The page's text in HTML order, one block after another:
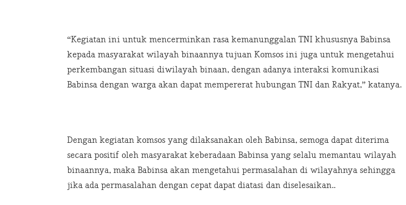
“Kegiatan ini untuk mencerminkan rasa kemanunggalan TNI khususnya Babinsa
kepada masyarakat wilayah binaannya tujuan Komsos ini juga untuk mengetahui
perkembangan situasi diwilayah binaan, dengan adanya interaksi komunikasi
Babinsa dengan warga akan dapat mempererat hubungan TNI dan Rakyat,” katanya.
Dengan kegiatan komsos yang dilaksanakan oleh Babinsa, semoga dapat diterima
secara positif oleh masyarakat keberadaan Babinsa yang selalu memantau wilayah
binaannya, maka Babinsa akan mengetahui permasalahan di wilayahnya sehingga
jika ada permasalahan dengan cepat dapat diatasi dan diselesaikan..